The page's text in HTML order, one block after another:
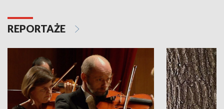
REPORTAŻE